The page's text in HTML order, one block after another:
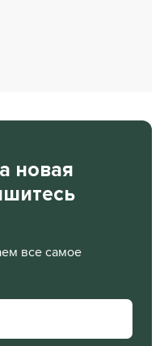
новая
все самое